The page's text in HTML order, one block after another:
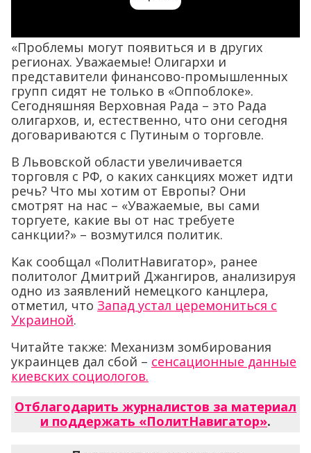
«Проблемы могут появиться и в других
регионах. Уважаемые! Олигархи и
представители финансово-промышленных
групп сидят не только в «Оппоблоке».
Сегодняшняя Верховная Рада – это Рада
олигархов, и, естественно, что они сегодня
договариваются с Путиным о торговле.
В Львовской области увеличивается
торговля с РФ, о каких санкциях может идти
речь? Что мы хотим от Европы? Они
смотрят на нас – «Уважаемые, вы сами
торгуете, какие вы от нас требуете
санкции?» – возмутился политик.
Как сообщал «ПолитНавигатор», ранее
политолог Дмитрий Джангиров, анализируя
одно из заявлений немецкого канцлера,
отметил, что Запад устал церемониться с
Украиной.
Читайте также: Механизм зомбирования
украинцев дал сбой – сенсационные данные
киевских социологов.
Отблагодарить журналистов за материал
и поддержать «ПолитНавигатор».